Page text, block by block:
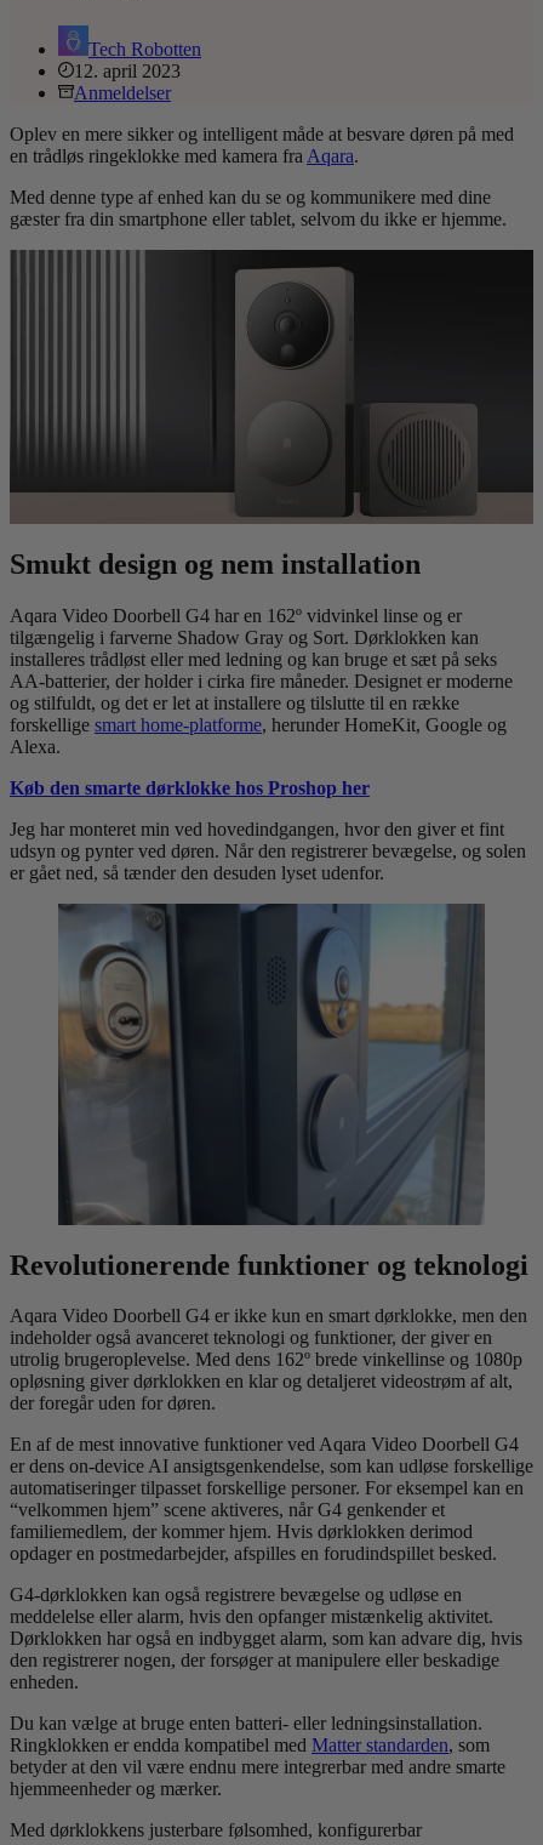
Tech Robotten
12. april 2023
Anmeldelser
Oplev en mere sikker og intelligent måde at besvare døren på med
en trådløs ringeklokke med kamera fra Aqara.
Med denne type af enhed kan du se og kommunikere med dine
gæster fra din smartphone eller tablet, selvom du ikke er hjemme.
Smukt design og nem installation
Aqara Video Doorbell G4 har en 162º vidvinkel linse og er
tilgængelig i farverne Shadow Gray og Sort. Dørklokken kan
installeres trådløst eller med ledning og kan bruge et sæt på seks
AA-batterier, der holder i cirka fire måneder. Designet er moderne
og stilfuldt, og det er let at installere og tilslutte til en række
forskellige smart home-platforme, herunder HomeKit, Google og
Alexa.
Køb den smarte dørklokke hos Proshop her
Jeg har monteret min ved hovedindgangen, hvor den giver et fint
udsyn og pynter ved døren. Når den registrerer bevægelse, og solen
er gået ned, så tænder den desuden lyset udenfor.
Revolutionerende funktioner og teknologi
Aqara Video Doorbell G4 er ikke kun en smart dørklokke, men den
indeholder også avanceret teknologi og funktioner, der giver en
utrolig brugeroplevelse. Med dens 162º brede vinkellinse og 1080p
opløsning giver dørklokken en klar og detaljeret videostrøm af alt,
der foregår uden for døren.
En af de mest innovative funktioner ved Aqara Video Doorbell G4
er dens on-device AI ansigtsgenkendelse, som kan udløse forskellige
automatiseringer tilpasset forskellige personer. For eksempel kan en
“velkommen hjem” scene aktiveres, når G4 genkender et
familiemedlem, der kommer hjem. Hvis dørklokken derimod
opdager en postmedarbejder, afspilles en forudindspillet besked.
G4-dørklokken kan også registrere bevægelse og udløse en
meddelelse eller alarm, hvis den opfanger mistænkelig aktivitet.
Dørklokken har også en indbygget alarm, som kan advare dig, hvis
den registrerer nogen, der forsøger at manipulere eller beskadige
enheden.
Du kan vælge at bruge enten batteri- eller ledningsinstallation.
Ringklokken er endda kompatibel med Matter standarden, som
betyder at den vil være endnu mere integrerbar med andre smarte
hjemmeenheder og mærker.
Med dørklokkens justerbare følsomhed, konfigurerbar